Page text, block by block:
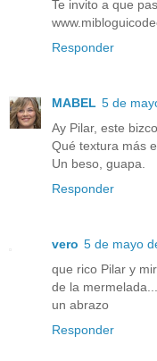
Te invito a que
Responder
MABEL 5 de
Ay Pilar, este
Qué textura más
Un beso, guapa.
Responder
vero 5 de mayo
que rico Pilar y
de la
un abrazo
Responder